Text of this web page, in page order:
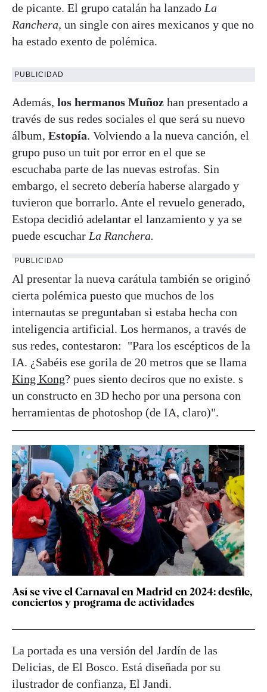
de picante. El grupo catalán ha lanzado La
Ranchera, un single con aires mexicanos y que no
ha estado exento de polémica.
PUBLICIDAD
Además, los hermanos Muñoz han presentado a
través de sus redes sociales el que será su nuevo
álbum, Estopía. Volviendo a la nueva canción, el
grupo puso un tuit por error en el que se
escuchaba parte de las nuevas estrofas. Sin
embargo, el secreto debería haberse alargado y
tuvieron que borrarlo. Ante el revuelo generado,
Estopa decidió adelantar el lanzamiento y ya se
puede escuchar La Ranchera.
PUBLICIDAD
Al presentar la nueva carátula también se originó
cierta polémica puesto que muchos de los
internautas se preguntaban si estaba hecha con
inteligencia artificial. Los hermanos, a través de
sus redes, contestaron: "Para los escépticos de la
IA. ¿Sabéis ese gorila de 20 metros que se llama
King Kong? pues siento deciros que no existe. s
un constructo en 3D hecho por una persona con
herramientas de photoshop (de IA, claro)".
Así se vive el Carnaval en Madrid en 2024: desfile,
conciertos y programa de actividades
La portada es una versión del Jardín de las
Delicias, de El Bosco. Está diseñada por su
ilustrador de confianza, El Jandi.